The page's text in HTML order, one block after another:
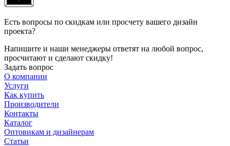
Есть вопросы по скидкам или просчету вашего дизайн
проекта?
Напишите и наши менеджеры ответят на любой вопрос,
просчитают и сделают скидку!
Задать вопрос
О компании
Услуги
Как купить
Производители
Контакты
Каталог
Оптовикам и дизайнерам
Статьи